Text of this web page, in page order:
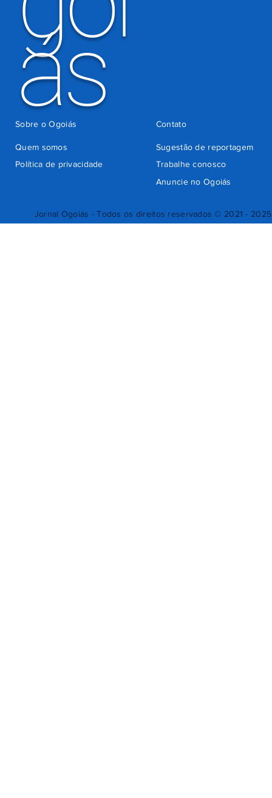
Jornal Ogoiás - Todos os direitos reservados © 2021 - 2025
ás
Quem somos
Sugestão de reportagem
Trabalhe conosco
Política de privacidade
Anuncie no Ogoiás
Contato
Sobre o Ogoiás